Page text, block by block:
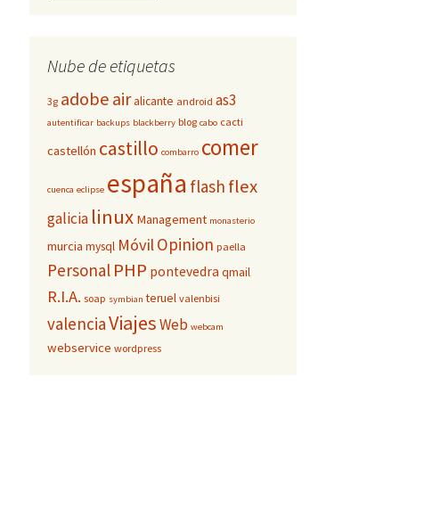
Nube de etiquetas
3g adobe airalicante android as3
autentificar backups blackberry blog cabo cacti
castellón castillo combarro comer
cuenca eclipse españa flash flex
galicia linux Management monasterio
murcia mysql MóvilOpinion paella
Personal PHP pontevedra qmail
R.I.A. soap symbian teruel valenbisi
valenciaViajesWeb webcam
webservice wordpress